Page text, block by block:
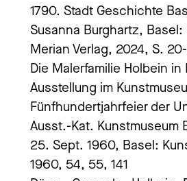
1790. Stadt Geschichte
Susanna Burghartz, Basel:
Merian Verlag, 2024, S.
Die Malerfamilie Holbein in
Ausstellung im
Fünfhundertjahrfeier der
Ausst.-Kat. Kunstmuseum
25. Sept. 1960, Basel:
1960, 54, 55, 141